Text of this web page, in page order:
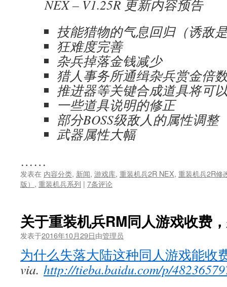
NEX – V1.25R 更新内容预告
技能猎物的气息回归（诱敌
狂难度完善
杂兵掉落金钱减少
猎人事务所通缉杂兵赏金倍
推进器等关键合成道具将可
一些道具说明的修正
部分BOSS级敌人的属性调整
武器属性大幅
……
发表在 内容分类, 新闻, 游戏库, 重装机兵2R NEX, 重装机兵2R修
版） , 重装机兵系列 | 7条评论
关于重装机兵RM同人游戏收
发表于2016年10月29日由管理员
为什么失落大陆这种同人游戏能收
via. http://tieba.baidu.com/p/